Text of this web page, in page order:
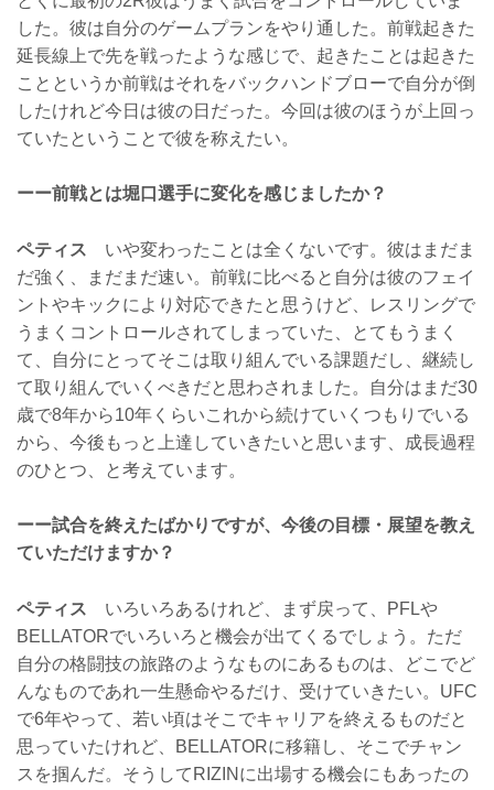
した。彼は自分のゲームプランをやり通した。前戦起きた
延長線上で先を戦ったような感じで、起きたことは起きた
ことというか前戦はそれをバックハンドブローで自分が倒
したけれど今日は彼の日だった。今回は彼のほうが上回っ
ていたということで彼を称えたい。
ーー前戦とは堀口選手に変化を感じましたか？
ペティス いや変わったことは全くないです。彼はまだま
だ強く、まだまだ速い。前戦に比べると自分は彼のフェイ
ントやキックにより対応できたと思うけど、レスリングで
うまくコントロールされてしまっていた、とてもうまく
て、自分にとってそこは取り組んでいる課題だし、継続し
て取り組んでいくべきだと思わされました。自分はまだ30
歳で8年から10年くらいこれから続けていくつもりでいる
から、今後もっと上達していきたいと思います、成長過程
のひとつ、と考えています。
ーー試合を終えたばかりですが、今後の目標・展望を教え
ていただけますか？
ペティス いろいろあるけれど、まず戻って、PFLや
BELLATORでいろいろと機会が出てくるでしょう。ただ
自分の格闘技の旅路のようなものにあるものは、どこでど
んなものであれ一生懸命やるだけ、受けていきたい。UFC
で6年やって、若い頃はそこでキャリアを終えるものだと
思っていたけれど、BELLATORに移籍し、そこでチャン
スを掴んだ。そうしてRIZINに出場する機会にもあったの